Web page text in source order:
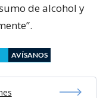
de alcohol y
AVÍSANOS